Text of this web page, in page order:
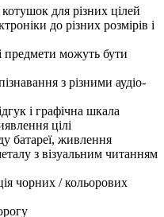
для різних цілей
до різних розмірів і
предмети можуть бути
з різними аудіо-
і графічна шкала
цілі
батареї, живлення
з візуальним читанням
чорних / кольорових